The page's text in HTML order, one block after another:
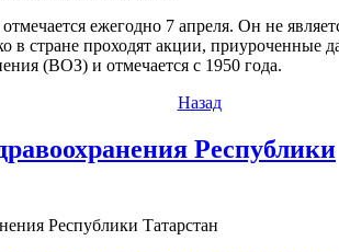
ежегодно 7 апреля. Он не
в стране проходят акции, приуроченные
(ВОЗ) и отмечается с 1950 года.
Назад
Республики
Республики Татарстан